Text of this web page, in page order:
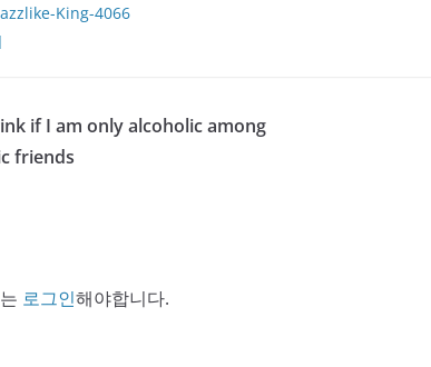
King-4066
if I am only alcoholic among
friends
로그인해야합니다.